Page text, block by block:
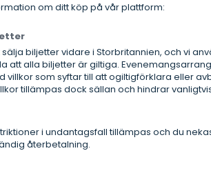
om ditt köp på vår plattform:
sälja biljetter vidare i Storbritannien, och vi
att alla biljetter är giltiga.
villkor som syftar till att ogiltigförklara eller
tillämpas dock sällan och hindrar
i undantagsfall tillämpas och du
återbetalning.